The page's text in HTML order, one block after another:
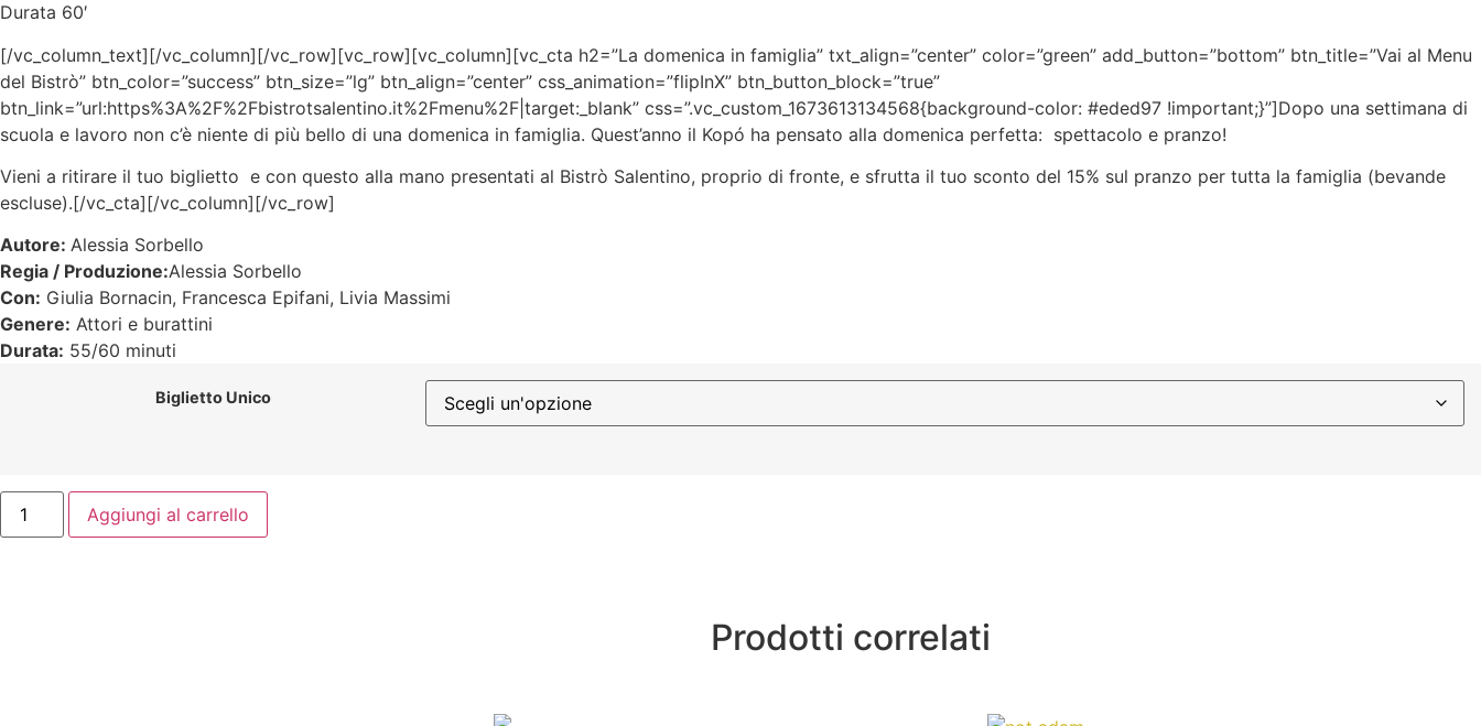
Durata 60′
[/vc_column_text][/vc_column][/vc_row][vc_row][vc_column][vc_cta h2=”La domenica in famiglia” txt_align=”center” color=”green” add_button=”bottom” btn_title=”Vai al Menu
del Bistrò” btn_color=”success” btn_size=”lg” btn_align=”center” css_animation=”flipInX” btn_button_block=”true”
btn_link=”url:https%3A%2F%2Fbistrotsalentino.it%2Fmenu%2F|target:_blank” css=”.vc_custom_1673613134568{background-color: #eded97 !important;}”]Dopo una settimana di
scuola e lavoro non c’è niente di più bello di una domenica in famiglia. Quest’anno il Kopó ha pensato alla domenica perfetta: spettacolo e pranzo!
Vieni a ritirare il tuo biglietto e con questo alla mano presentati al Bistrò Salentino, proprio di fronte, e sfrutta il tuo sconto del 15% sul pranzo per tutta la famiglia (bevande
escluse).[/vc_cta][/vc_column][/vc_row]
Autore: Alessia Sorbello
Regia / Produzione:Alessia Sorbello
Con: Giulia Bornacin, Francesca Epifani, Livia Massimi
Genere: Attori e burattini
Durata: 55/60 minuti
Biglietto Unico
Aggiungi al carrello
Prodotti correlati